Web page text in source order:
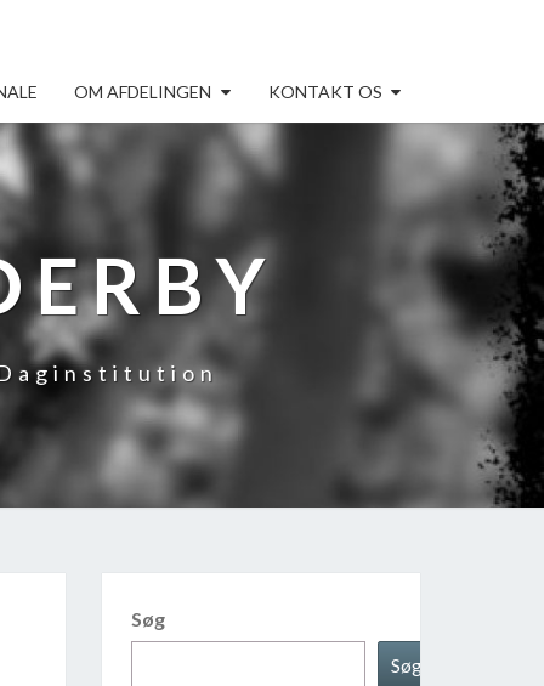
OM AFDELINGEN KONTAKT OS
Daginstitution
Søg
Søg